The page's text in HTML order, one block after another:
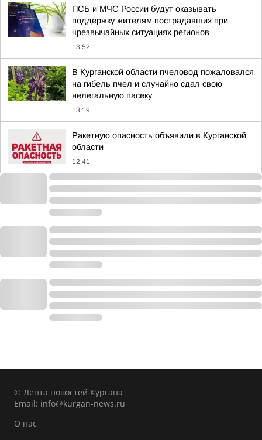
ПСБ и МЧС России будут оказывать
поддержку жителям пострадавших при
чрезвычайных ситуациях регионов
13:52
В Курганской области пчеловод пожаловался
на гибель пчел и случайно сдал свою
нелегальную пасеку
13:19
Ракетную опасность объявили в Курганской
области
12:41
© Лента новостей Кургана
Email: info@kurgan-news.ru
О нас